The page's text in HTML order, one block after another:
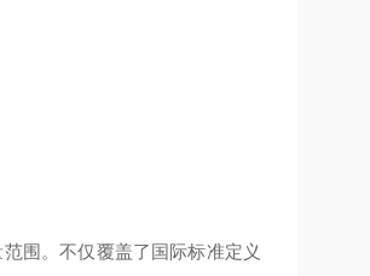
围。不仅覆盖了国际标准定义